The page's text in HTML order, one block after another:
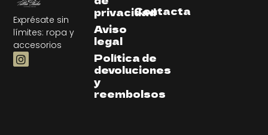
Exprésate sin
límites: ropa y
accesorios
Contacta
privacidad
Aviso
legal
Política de
devoluciones
y
reembolsos